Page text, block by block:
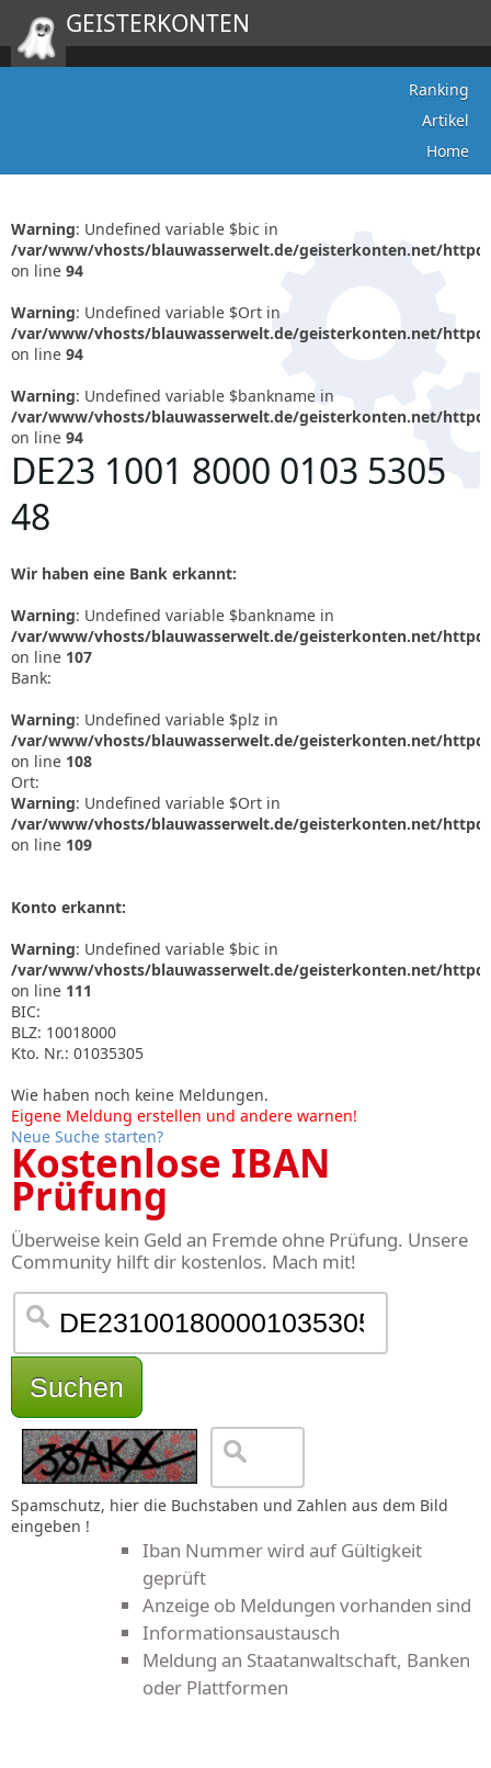
GEISTERKONTEN
Ranking
Artikel
Home
Warning: Undefined variable $bic in
/var/www/vhosts/blauwasserwelt.de/geisterkonten.net/
on line 94
Warning: Undefined variable $Ort in
/var/www/vhosts/blauwasserwelt.de/geisterkonten.net/
on line 94
Warning: Undefined variable $bankname in
/var/www/vhosts/blauwasserwelt.de/geisterkonten.net/
on line 94
DE23 1001 8000 0103 5305
48
Wir haben eine Bank erkannt:
Warning: Undefined variable $bankname in
/var/www/vhosts/blauwasserwelt.de/geisterkonten.net/
on line 107
Bank:
Warning: Undefined variable $plz in
/var/www/vhosts/blauwasserwelt.de/geisterkonten.net/
on line 108
Ort:
Warning: Undefined variable $Ort in
/var/www/vhosts/blauwasserwelt.de/geisterkonten.net/
on line 109
Konto erkannt:
Warning: Undefined variable $bic in
/var/www/vhosts/blauwasserwelt.de/geisterkonten.net/
on line 111
BIC:
BLZ: 10018000
Kto. Nr.: 01035305
Wie haben noch keine Meldungen.
Eigene Meldung erstellen und andere warnen!
Neue Suche starten?
Kostenlose IBAN
Prüfung
Überweise kein Geld an Fremde ohne Prüfung. Unsere
Community hilft dir kostenlos. Mach mit!
Suchen
Spamschutz, hier die Buchstaben und Zahlen aus dem Bild
eingeben !
Iban Nummer wird auf Gültigkeit
geprüft
Anzeige ob Meldungen vorhanden sind
Informationsaustausch
Meldung an Staatanwaltschaft, Banken
oder Plattformen